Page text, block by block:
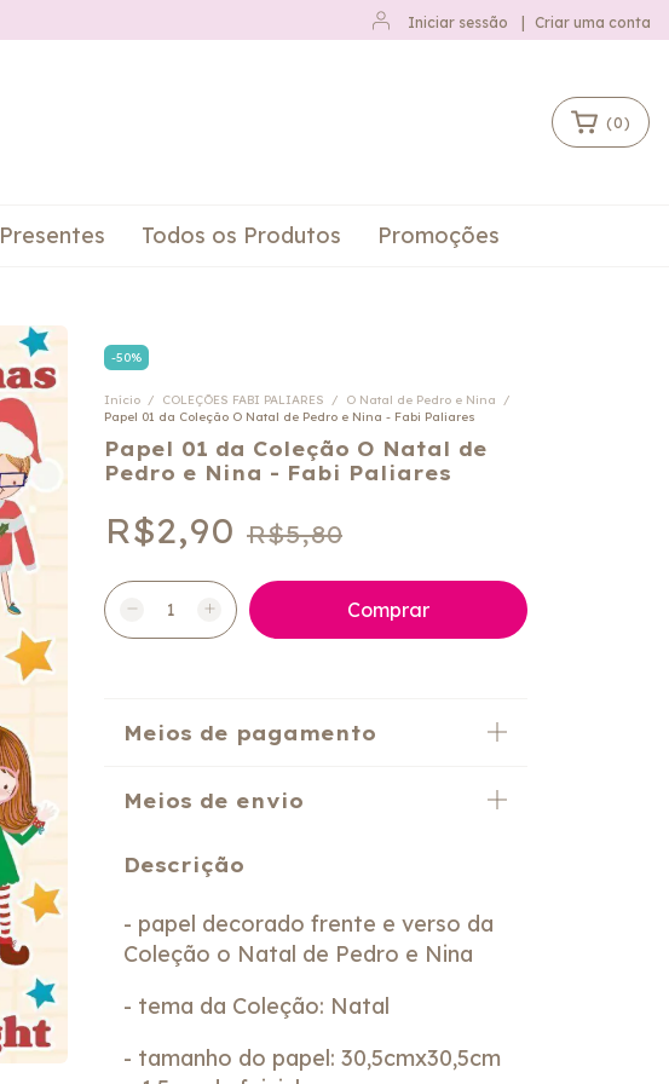
Iniciar sessão Criar uma conta
(0)
Presentes Todos os Produtos Promoções
-50%
Início / COLEÇÕES FABI PALIARES / O Natal de Pedro e Nina
/
Papel 01 da Coleção O Natal de Pedro e Nina - Fabi Paliares
Papel 01 da Coleção O Natal de
Pedro e Nina - Fabi Paliares
R$2,90 R$5,80
Meios de pagamento
Meios de envio
Descrição
- papel decorado frente e verso da
Coleção o Natal de Pedro e Nina
- tema da Coleção: Natal
- tamanho do papel: 30,5cmx30,5cm